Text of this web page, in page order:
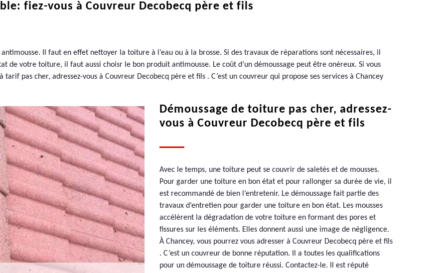
fiez-vous à Couvreur Decobecq père et fils
Il faut en effet nettoyer la toiture à l’eau ou à la brosse. Si des travaux de réparations sont nécessaires, il
de votre toiture, il faut aussi choisr le bon produit antimousse. Le coût d’un démoussage peut être onéreux. Si vous
pas cher, adressez-vous à Couvreur Decobecq père et fils . C’est un couvreur qui propose ses services à Chancey
Démoussage de toiture pas cher, adressez-
vous à Couvreur Decobecq père et fils
Avec le temps, une toiture peut se couvrir de saletés et de mousses.
Pour garder une toiture en bon état et pour rallonger sa durée de vie, il
est recommandé de bien l’entretenir. Le démoussage fait partie des
travaux d’entretien pour garder une toiture en bon état. Les mousses
accélèrent la dégradation de votre toiture en formant des pores et
fissures sur les éléments. Elles donnent aussi une image de négligence.
À Chancey, vous pourrez vous adresser à Couvreur Decobecq père et fils
. C’est un couvreur de bonne réputation. Il a toutes les qualifications
pour un démoussage de toiture réussi. Contactez-le. Il est réputé